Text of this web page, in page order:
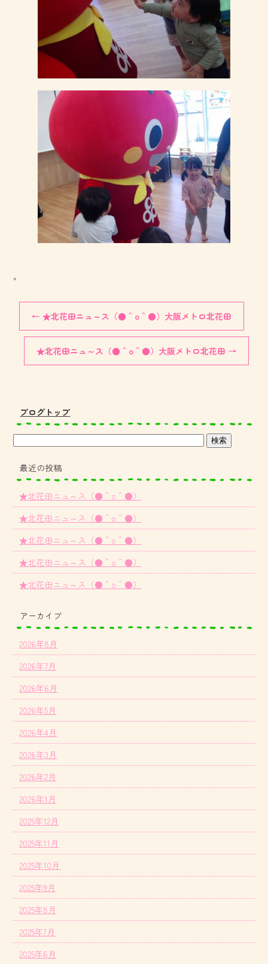
。
← ★北花田ニュ～ス（●＾o＾●）大阪メトロ北花田
★北花田ニュ～ス（●＾o＾●）大阪メトロ北花田 →
ブログトップ
最近の投稿
★北花田ニュ～ス（●＾o＾●）
★北花田ニュ～ス（●＾o＾●）
★北花田ニュ～ス（●＾o＾●）
★北花田ニュ～ス（●＾o＾●）
★北花田ニュ～ス（●＾o＾●）
アーカイブ
2026年8月
2026年7月
2026年6月
2026年5月
2026年4月
2026年3月
2026年2月
2026年1月
2025年12月
2025年11月
2025年10月
2025年9月
2025年8月
2025年7月
2025年6月